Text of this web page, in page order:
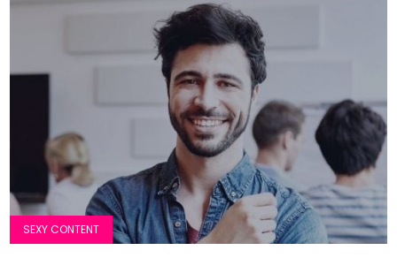
SEXY CONTENT